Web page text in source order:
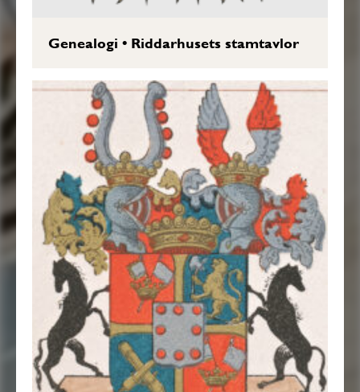
Genealogi • Riddarhusets stamtavlor